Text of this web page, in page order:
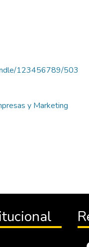
123456789/503
y Marketing